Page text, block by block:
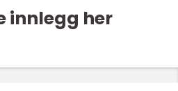
innlegg her